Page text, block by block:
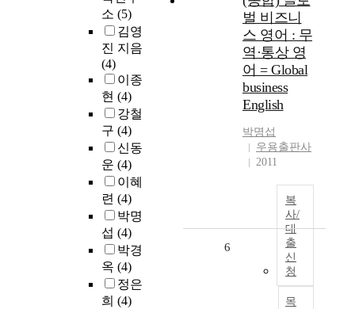
소 (5)
김영
진 지음
(4)
이종
현 (4)
강철
구 (4)
신동
운 (4)
이혜
련 (4)
박명
섭 (4)
박경
옥 (4)
정은
희 (4)
벌 비즈니
스 영어 : 무
역·통상 영
어 = Global
business
English
박명섭
우용출판사
2011
복
사/
대
출
신
청
목
6